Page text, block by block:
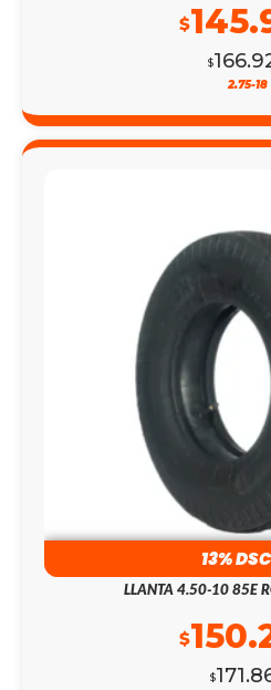
$
$
2.75-18
13%
LLANTA 4.50-10 85E
$
$